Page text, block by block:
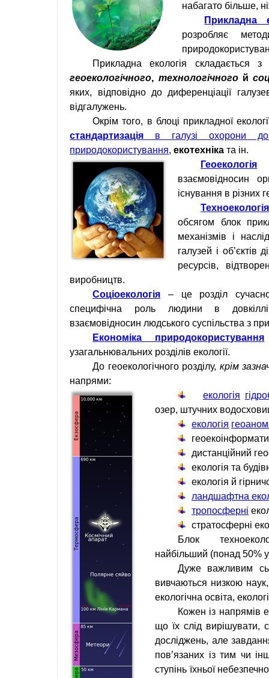
набагато більше,
Прикладна
розробляє
Прикладна
екологія складається
з
геоекологічного, технологічного й
яких, відповідно до диференціації
відгалужень.
Окрім того, в блоці прикладної
стандартизація в галузі охорони
природокористування,екотехніката ін.
Геоекологія
взаємовідносин
існування в різних
Техноекологія
обсягом
блок
механізмів
і
галузей і об’єктів
ресурсів,
виробництв.
Соціоекологія – це розділ
специфічна
роль людини в
взаємовідносин людського суспільстваз
Економіка природокористування
узагальнювальних розділівекології.
До геоекологічногорозділу, крім
напрями:
екологія
озер, штучних
екологія
дистанційний
екологія та
екологія й
ландшафтна
тропосферні
стратосферні
Блок
найбільший (понад 50%
Дуже важливим
вивчаються низкою
екологічна освіта,
Кожен із напрямів
що їх слід вирішувати,
досліджень, але
пов’язаних із тим чи
ступінь їхньої